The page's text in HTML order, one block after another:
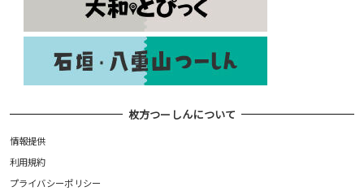
枚方つーしんについて
情報提供
利用規約
プライバシーポリシー